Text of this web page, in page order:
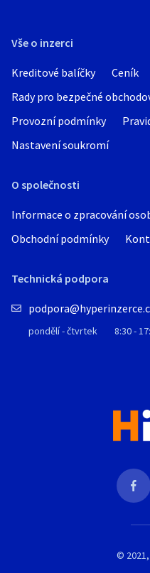
Vše o inzerci
Kreditové balíčky Ceník
Rady pro bezpečné
Provozní podmínky
Nastavení soukromí
O společnosti
Informace o zpracování
Obchodní podmínky
Technická podpora
pondělí - čtvrtek 8:30 -
©